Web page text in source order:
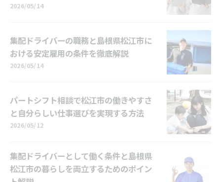
2026/05/14
集配ドライバーの職務と島根県松江市に
おける安定雇用の条件を徹底解説
2026/05/14
パートシフト相談で松江市の働きやすさ
と自分らしい仕事選びを実現する方法
2026/05/12
集配ドライバーとして働く条件と島根県
松江市の暮らしを両立するためのポイン